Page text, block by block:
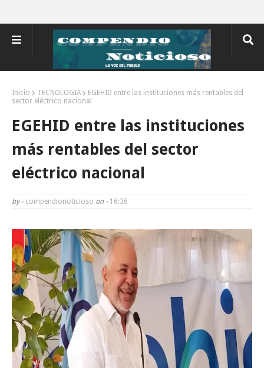
Inicio TECNOLOGIA
EGEHID entre las instituciones más rentables del
sector eléctrico nacional
EGEHID entre las instituciones
más rentables del sector
eléctrico nacional
by - compendionoticioso on - 16:36